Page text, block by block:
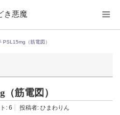
き悪魔
PSL15mg（筋電図）
筋電図）
: 6 投稿者: ひまわりん